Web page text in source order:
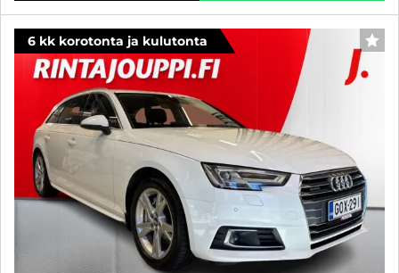
6 kk korotonta ja kulutonta